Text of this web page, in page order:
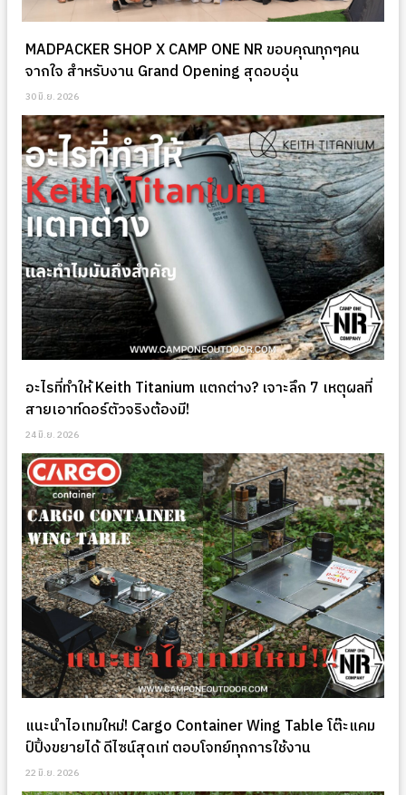
MADPACKER SHOP X CAMP ONE NR ขอบคุณทุกๆคน
จากใจ สำหรับงาน Grand Opening สุดอบอุ่น
30 มิ.ย. 2026
อะไรที่ทำให้ Keith Titanium แตกต่าง? เจาะลึก 7 เหตุผลที่
สายเอาท์ดอร์ตัวจริงต้องมี!
24 มิ.ย. 2026
แนะนำไอเทมใหม่! Cargo Container Wing Table โต๊ะแคม
ป์ปิ้งขยายได้ ดีไซน์สุดเท่ ตอบโจทย์ทุกการใช้งาน
22 มิ.ย. 2026